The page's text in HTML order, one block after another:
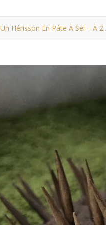
Un Hérisson En Pâte À Sel – À 2